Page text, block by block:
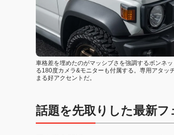
車格差を埋めたのがマッシブさを強調するボンネ
る180度カメラ&モニターも付属する。専用アタッ
まる好アクセントだ。
話題を先取りした最新フ